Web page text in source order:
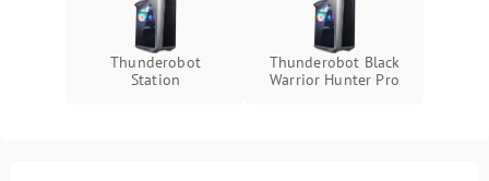
Thunderobot
Station
Thunderobot Black
Warrior Hunter Pro